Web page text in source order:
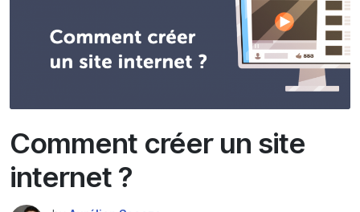
Comment créer un site
internet ?